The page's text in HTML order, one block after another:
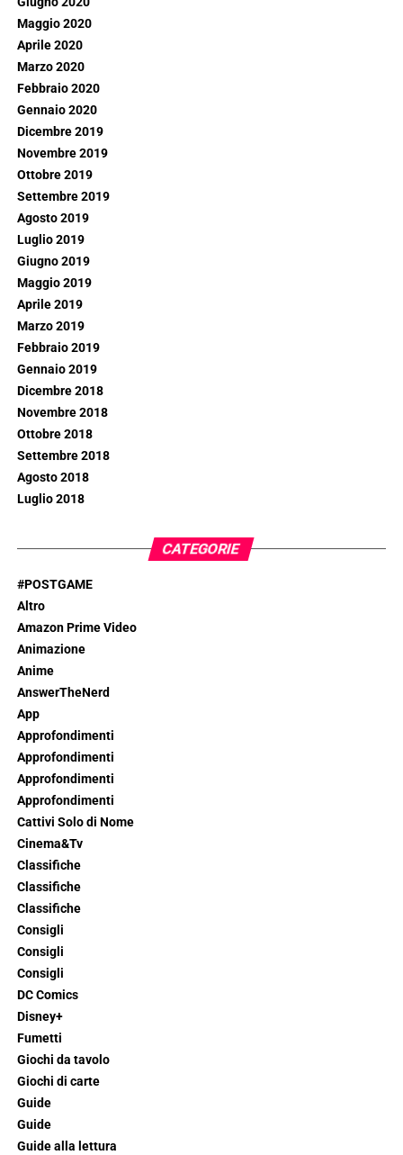
Maggio 2020
Aprile 2020
Marzo 2020
Febbraio 2020
Gennaio 2020
Dicembre 2019
Novembre 2019
Ottobre 2019
Settembre 2019
Agosto 2019
Luglio 2019
Giugno 2019
Maggio 2019
Aprile 2019
Marzo 2019
Febbraio 2019
Gennaio 2019
Dicembre 2018
Novembre 2018
Ottobre 2018
Settembre 2018
Agosto 2018
Luglio 2018
CATEGORIE
#POSTGAME
Altro
Amazon Prime Video
Animazione
Anime
AnswerTheNerd
App
Approfondimenti
Approfondimenti
Approfondimenti
Approfondimenti
Cattivi Solo di Nome
Cinema&Tv
Classifiche
Classifiche
Classifiche
Consigli
Consigli
Consigli
DC Comics
Disney+
Fumetti
Giochi da tavolo
Giochi di carte
Guide
Guide
Guide alla lettura